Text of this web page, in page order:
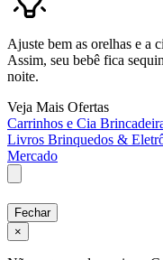
Ajuste bem as orelhas e a
Assim, seu bebê fica
noite.
Veja Mais Ofertas
Carrinhos e Cia
Livros Brinquedos &
Mercado
Fechar
×